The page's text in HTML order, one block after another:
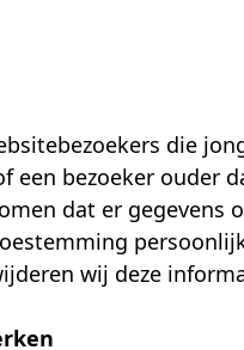
die
bezoeker ouder
dat er gegevens
wij deze